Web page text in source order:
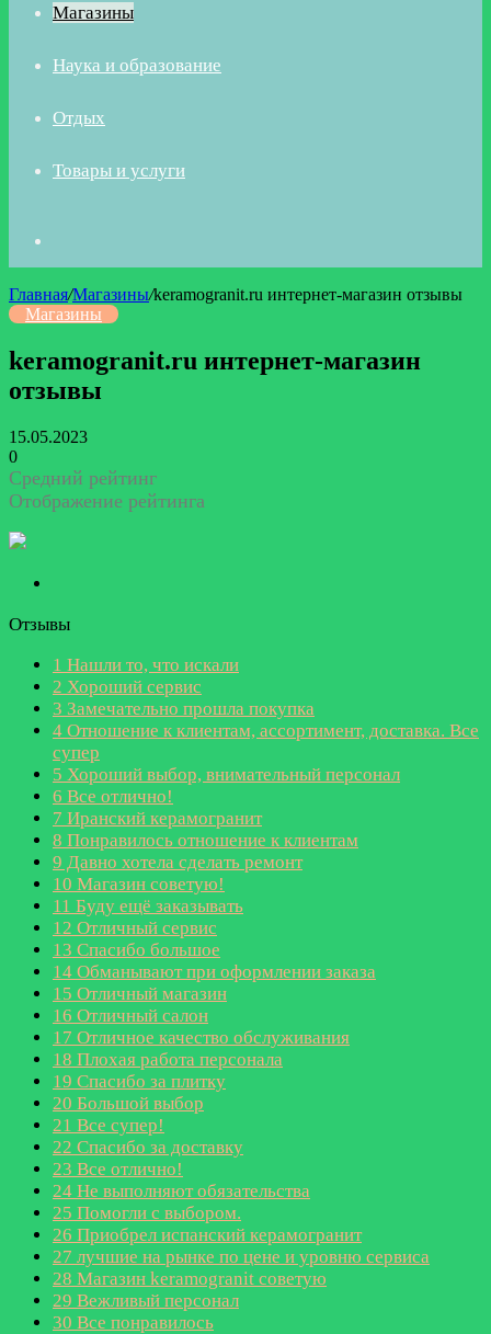
Магазины
Наука и образование
Отдых
Товары и услуги
Главная/Магазины/keramogranit.ru интернет-магазин отзывы
Магазины
keramogranit.ru интернет-магазин
отзывы
15.05.2023
0
Средний рейтинг
Отображение рейтинга
Отзывы
1 Нашли то, что искали
2 Хороший сервис
3 Замечательно прошла покупка
4 Отношение к клиентам, ассортимент, доставка. Все
супер
5 Хороший выбор, внимательный персонал
6 Все отлично!
7 Иранский керамогранит
8 Понравилось отношение к клиентам
9 Давно хотела сделать ремонт
10 Магазин советую!
11 Буду ещё заказывать
12 Отличный сервис
13 Спасибо большое
14 Обманывают при оформлении заказа
15 Отличный магазин
16 Отличный салон
17 Отличное качество обслуживания
18 Плохая работа персонала
19 Спасибо за плитку
20 Большой выбор
21 Все супер!
22 Спасибо за доставку
23 Все отлично!
24 Не выполняют обязательства
25 Помогли с выбором.
26 Приобрел испанский керамогранит
27 лучшие на рынке по цене и уровню сервиса
28 Магазин keramogranit советую
29 Вежливый персонал
30 Все понравилось